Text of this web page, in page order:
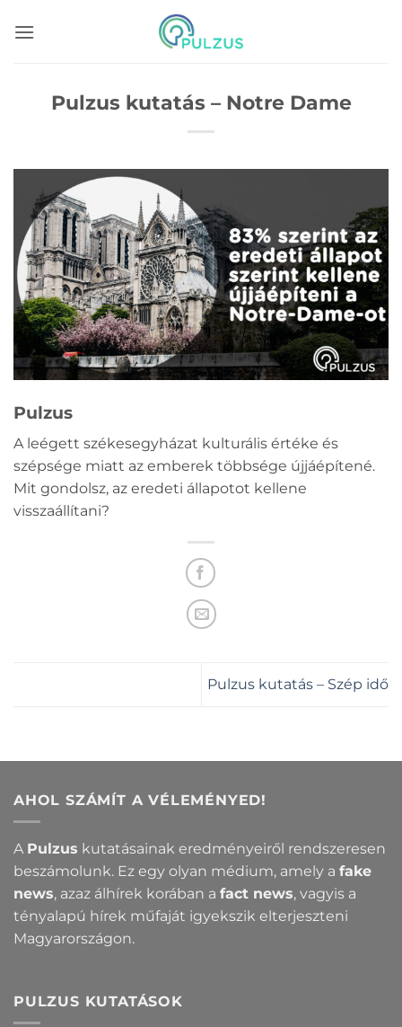
Pulzus kutatás – Notre Dame
Pulzus
A leégett székesegyházat kulturális értéke és
szépsége miatt az emberek többsége újjáépítené.
Mit gondolsz, az eredeti állapotot kellene
visszaállítani?
Pulzus kutatás – Szép idő
AHOL SZÁMÍT A VÉLEMÉNYED!
A Pulzus kutatásainak eredményeiről rendszeresen
beszámolunk. Ez egy olyan médium, amely a fake
news, azaz álhírek korában a fact news, vagyis a
tényalapú hírek műfaját igyekszik elterjeszteni
Magyarországon.
PULZUS KUTATÁSOK